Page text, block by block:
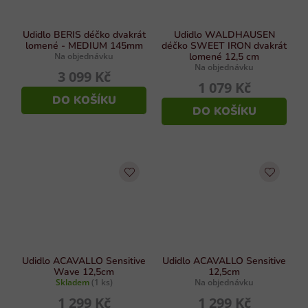
Udidlo BERIS déčko dvakrát
lomené - MEDIUM 145mm
Na objednávku
3 099 Kč
DO KOŠÍKU
Udidlo WALDHAUSEN
déčko SWEET IRON dvakrát
lomené 12,5 cm
Na objednávku
1 079 Kč
DO KOŠÍKU
Udidlo ACAVALLO Sensitive
Wave 12,5cm
Skladem (1 ks)
1 299 Kč
Udidlo ACAVALLO Sensitive
12,5cm
Na objednávku
1 299 Kč